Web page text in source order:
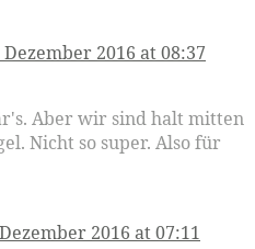
Dezember 2016 at 08:37
Aber wir sind halt mitten
Nicht so super. Also für
2016 at 07:11